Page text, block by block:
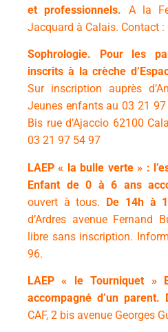
et professionnels. A la
Jacquard à Calais. Contact :
Sophrologie. Pour les
inscrits à la crèche
Sur inscription auprès
Jeunes enfants au 03 21 97
Bis rue d’Ajaccio 62100
03 21 97 54 97
LAEP « la bulle verte » :
Enfant de 0 à 6 ans
ouvert à tous. De 14h à
d’Ardres avenue Fernand
libre sans inscription.
96.
LAEP « le Tourniquet »
accompagné d’un parent.
CAF, 2 bis avenue Georges